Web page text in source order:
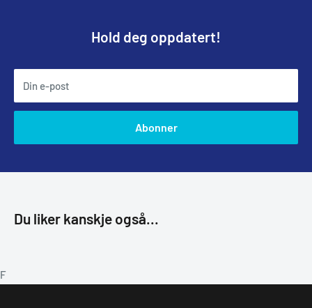
Hold deg oppdatert!
Din e-post
Abonner
Du liker kanskje også...
F